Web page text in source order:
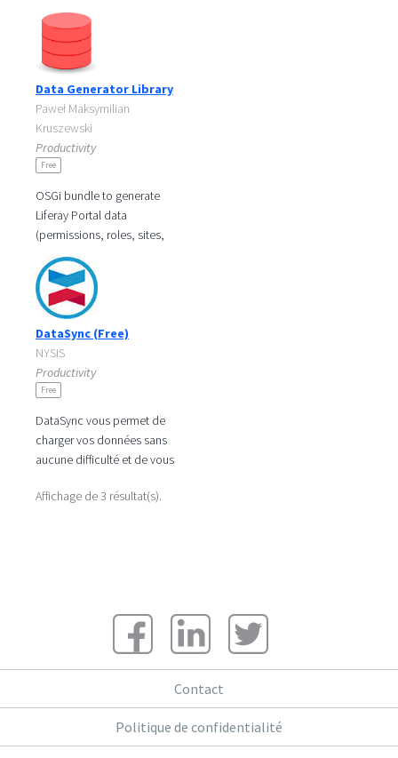
aider à les maintenir à jour
dans le temps. Les produits
Data Generator Library
Paweł Maksymilian
Kruszewski
Productivity
Free
OSGi bundle to generate
Liferay Portal data
(permissions, roles, sites,
pages etc.). Takes schemed
XML declaration as an input
and creates
DataSync (Free)
NYSIS
Productivity
Free
DataSync vous permet de
charger vos données sans
aucune difficulté et de vous
dans le temps. Les produits
Affichage de 3 résultat(s).
Contact
Politique de confidentialité